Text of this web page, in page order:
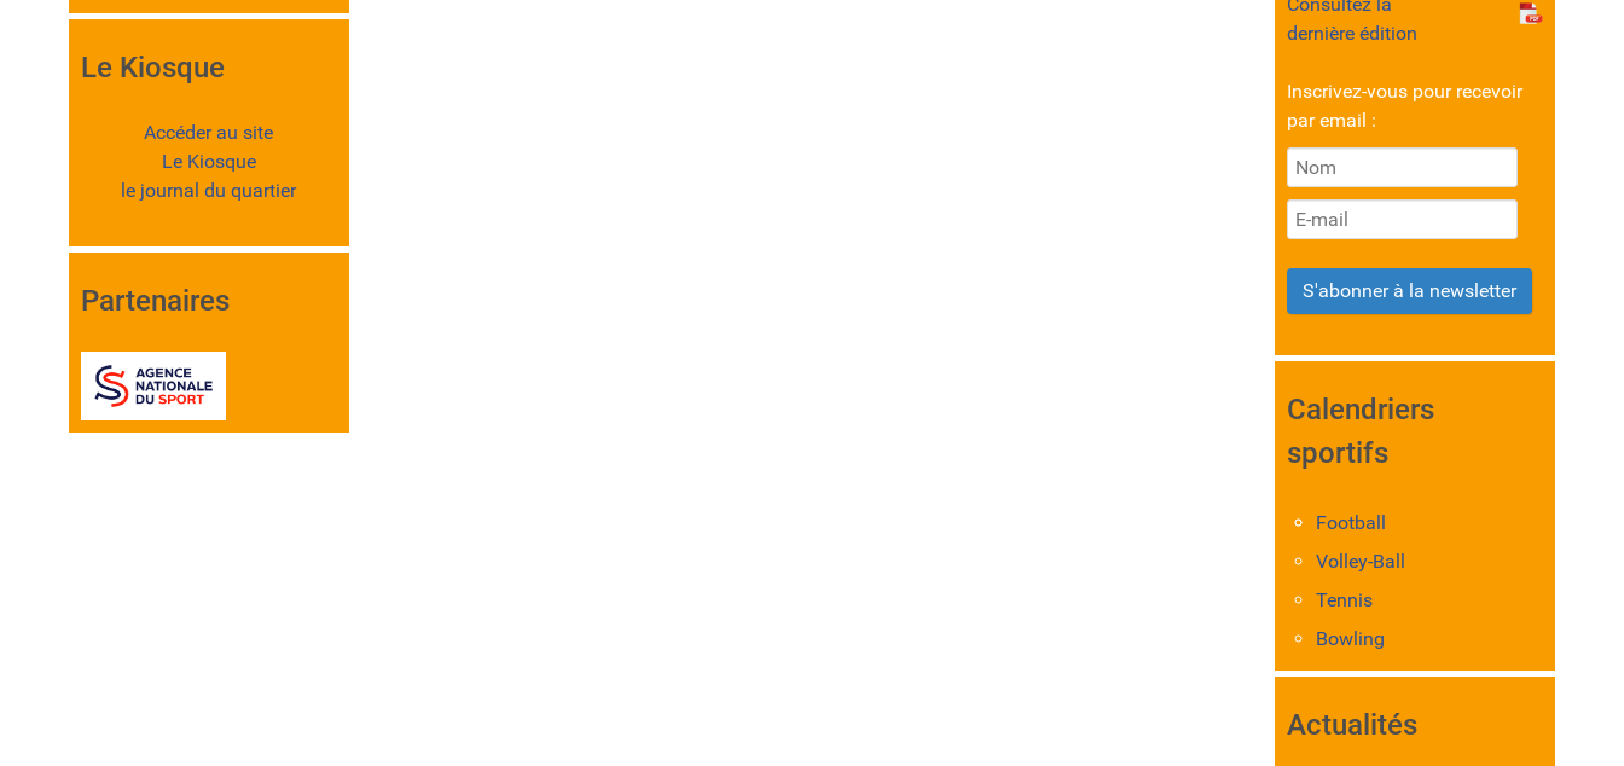
Le Kiosque
Accéder au site
Le Kiosque
le journal du quartier
Partenaires
Consultez la
dernière édition
Inscrivez-vous pour recevoir
par email :
S'abonner à la newsletter
Calendriers
sportifs
Football
Volley-Ball
Tennis
Bowling
Actualités